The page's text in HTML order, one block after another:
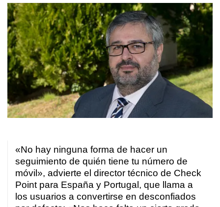
«No hay ninguna forma de hacer un
seguimiento de quién tiene tu número de
móvil», advierte el director técnico de Check
Point para España y Portugal, que llama a
los usuarios a convertirse en desconfiados